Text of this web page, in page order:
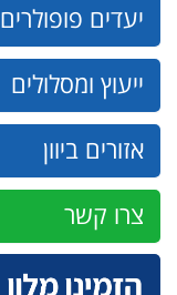
יעדים פופולרים
ייעוץ ומסלולים
אזורים ביוון
צרו קשר